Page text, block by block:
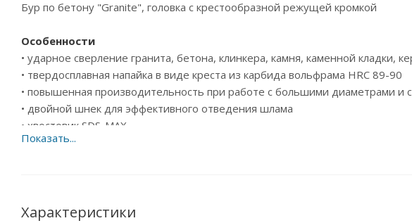
Бур по бетону "Granite", головка с крестообразной режущей кромкой
Особенности
• ударное сверление гранита, бетона, клинкера, камня, каменной кладки,
• твердосплавная напайка в виде креста из карбида вольфрама HRC 89-90
• повышенная производительность при работе с большими диаметрами и
• двойной шнек для эффективного отведения шлама
• хвостовик SDS-MAX
• сталь 40Cr
Преимущества: высокая точность бурения, низкая вибрация, высочайший
Характеристики